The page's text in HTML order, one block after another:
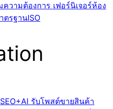
วามต้องการ เฟอร์นิเจอร์ห้อง
รฐานISO
รับโพสต์ขายสินค้า